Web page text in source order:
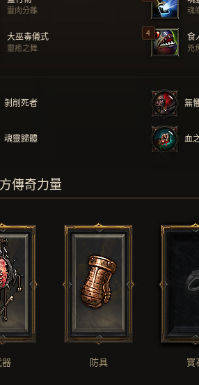
靈肉分離 魂
大巫毒儀式
靈癒之舞
食
兇
剝削死者 無
魂靈歸體 血
傳奇力量
器 防具 寶